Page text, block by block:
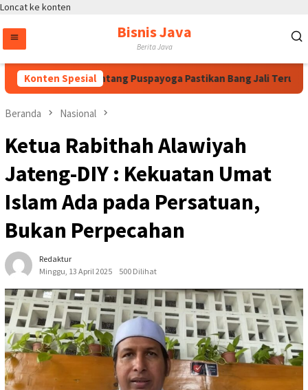
Loncat ke konten
Bisnis Java
Berita Java
Konten Spesial
Megawati, Bintang Puspayoga Pastikan Bang Jali Terus
Beranda Nasional
Ketua Rabithah Alawiyah
Jateng-DIY : Kekuatan Umat
Islam Ada pada Persatuan,
Bukan Perpecahan
Redaktur
Minggu, 13 April 2025
500 Dilihat